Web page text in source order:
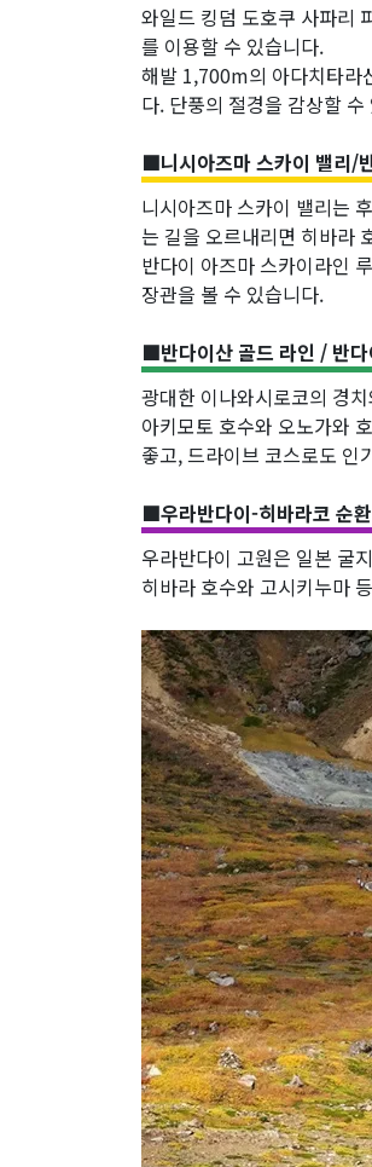
와일드 킹덤 도호쿠 사파리
를 이용할 수 있습니다.
해발 1,700m의 아다치타라
다. 단풍의 절경을 감상할
■니시아즈마 스카이 밸리/
니시아즈마 스카이 밸리는
는 길을 오르내리면 히바라
반다이 아즈마 스카이라인
장관을 볼 수 있습니다.
■반다이산 골드 라인 / 반
광대한 이나와시로코의 경
아키모토 호수와 오노가와
좋고, 드라이브 코스로도 인
■우라반다이-히바라코 순
우라반다이 고원은 일본 굴
히바라 호수와 고시키누마